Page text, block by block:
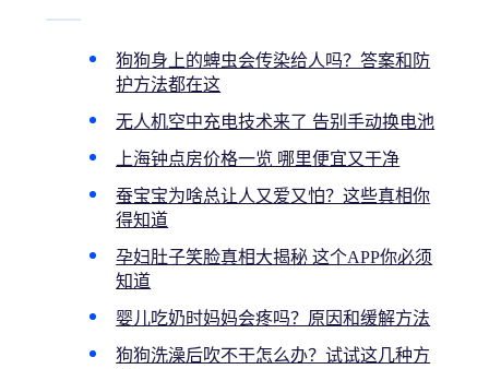
狗狗身上的蜱虫会传染给人吗？答案和防
护方法都在这
无人机空中充电技术来了 告别手动换电池
上海钟点房价格一览 哪里便宜又干净
蚕宝宝为啥总让人又爱又怕？这些真相你
得知道
孕妇肚子笑脸真相大揭秘 这个APP你必须
知道
婴儿吃奶时妈妈会疼吗？原因和缓解方法
狗狗洗澡后吹不干怎么办？试试这几种方